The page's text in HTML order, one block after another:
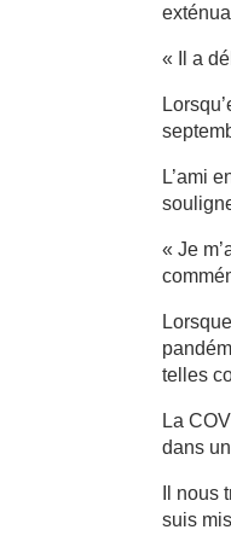
« Il a
L’ami
« Je
telles
La
dans
Il
suis